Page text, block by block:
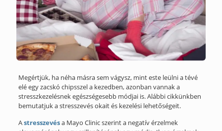
Megértjük, ha néha másra sem vágysz, mint este leülni a tévé
elé egy zacskó chipsszel a kezedben, azonban vannak a
stresszkezelésnek egészségesebb módjai is. Alábbi cikkünkben
bemutatjuk a stresszevés okait és kezelési lehetőségeit.
Astresszevésa Mayo Clinic szerint a negatív érzelmek